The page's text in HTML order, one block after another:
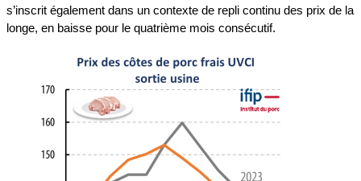
s’inscrit également dans un contexte de repli continu des prix de la
longe, en baisse pour le quatrième mois consécutif.